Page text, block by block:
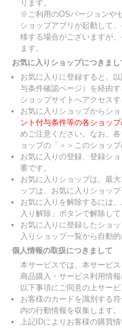
ります。
※ご利用のOSバージョンや
ショップアプリが起動して
移する場合がございますが
ます。
お気に入りショップにつきまし
お気に入りに登録すると、
与条件確認ページ）を経由
ショップサイトへアクセスす
お気に入りショップからシ
ント付与条件等の各ショッ
めご注意ください。なお、
ョップの「＞＞このショッ
お気に入りの登録、登録シ
要です。
お気に入りショップは、最
ップは、お気に入りショッ
お気に入りを解除するには
入り解除」ボタンで解除して
お気に入りに登録したショ
入りショップ一覧から自動的
個人情報の取扱につきまして
本サービスでは、本サービ
商品購入・サービス利用情
以下事項にご同意の上サービ
お客様のカードを識別する
内の行動情報を収集します。
上記IDによりお客様の購買